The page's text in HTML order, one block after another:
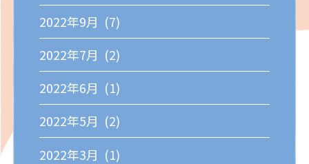
2022年9月 (7)
2022年7月 (2)
2022年6月 (1)
2022年5月 (2)
2022年3月 (1)